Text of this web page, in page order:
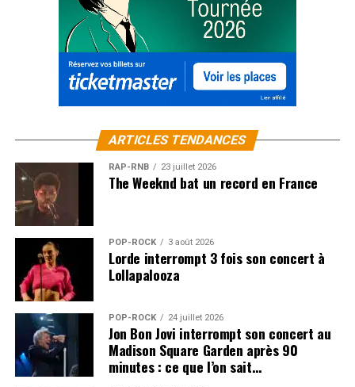
ARTICLES TENDANCES
RAP-RNB 23 juillet 2026
The Weeknd bat un record en France
POP-ROCK 3 août 2026
Lorde interrompt 3 fois son concert à
Lollapalooza
POP-ROCK 24 juillet 2026
Jon Bon Jovi interrompt son concert au
Madison Square Garden après 90
minutes : ce que l’on sait…